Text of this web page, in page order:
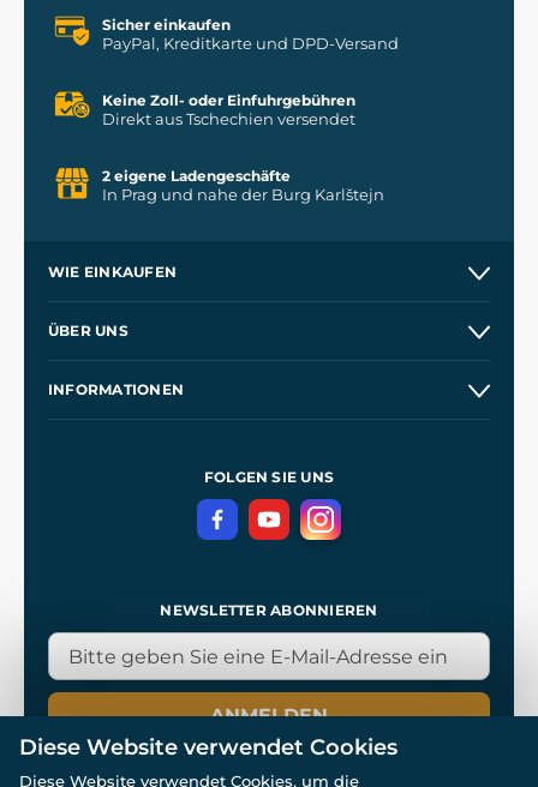
Sicher einkaufen
PayPal, Kreditkarte und DPD-Versand
Keine Zoll- oder Einfuhrgebühren
Direkt aus Tschechien versendet
2 eigene Ladengeschäfte
In Prag und nahe der Burg Karlštejn
WIE EINKAUFEN
Kontakt
ÜBER UNS
INFORMATIONEN
DatenschutzerklärungFOLGEN SIE UNS
NEWSLETTER ABONNIEREN
ANMELDEN
Diese Website verwendet Cookies
Diese Website verwendet Cookies, um die